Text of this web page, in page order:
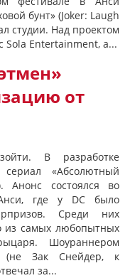
бунт» (Joker: Laugh
студии. Над проектом
Sola Entertainment, а...
от
В разработке
«Абсолютный
Анонс состоялся во
где у DC было
Среди них
из самых любопытных
Шоураннером
(не Зак Снейдер, к
за...